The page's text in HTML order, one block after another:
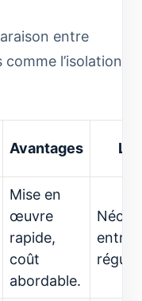
entre
l’isolation
Avantages
Mise en
œuvre
rapide,
coût
abordable.